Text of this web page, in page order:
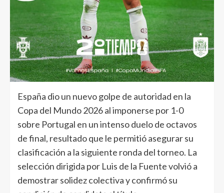
España dio un nuevo golpe de autoridad en la
Copa del Mundo 2026 al imponerse por 1-0
sobre Portugal en un intenso duelo de octavos
de final, resultado que le permitió asegurar su
clasificación a la siguiente ronda del torneo. La
selección dirigida por Luis de la Fuente volvió a
demostrar solidez colectiva y confirmó su